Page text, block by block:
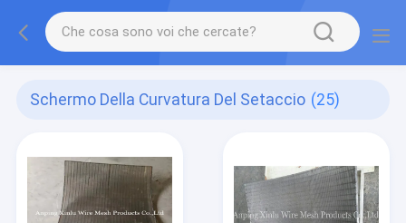
Schermo Della Curvatura Del Setaccio (25)